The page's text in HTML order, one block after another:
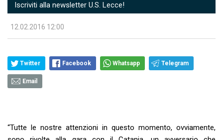
Iscriviti alla newsletter U.S. Lecce!
12.02.2016 12:00
Twitter Facebook Whatsapp Telegram
Email
“Tutte le nostre attenzioni in questo momento, ovviamente,